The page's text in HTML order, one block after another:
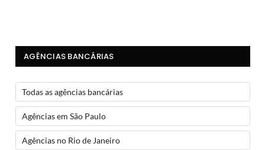
AGÊNCIAS BANCÁRIAS
Todas as agências bancárias
Agências em São Paulo
Agências no Rio de Janeiro